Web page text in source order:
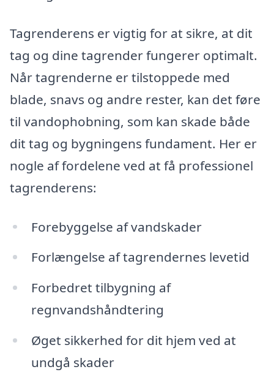
Tagrenderens er vigtig for at sikre, at dit
tag og dine tagrender fungerer optimalt.
Når tagrenderne er tilstoppede med
blade, snavs og andre rester, kan det føre
til vandophobning, som kan skade både
dit tag og bygningens fundament. Her er
nogle af fordelene ved at få professionel
tagrenderens:
Forebyggelse af vandskader
Forlængelse af tagrendernes levetid
Forbedret tilbygning af
regnvandshåndtering
Øget sikkerhed for dit hjem ved at
undgå skader